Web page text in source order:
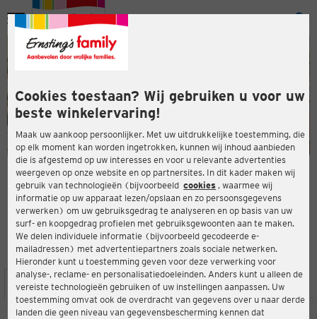
Cookies toestaan? Wij gebruiken u voor uw
beste winkelervaring!
Maak uw aankoop persoonlijker. Met uw uitdrukkelijke toestemming, die
op elk moment kan worden ingetrokken, kunnen wij inhoud aanbieden
die is afgestemd op uw interesses en voor u relevante advertenties
weergeven op onze website en op partnersites. In dit kader maken wij
gebruik van technologieën (bijvoorbeeld cookies , waarmee wij
informatie op uw apparaat lezen/opslaan en zo persoonsgegevens
verwerken) om uw gebruiksgedrag te analyseren en op basis van uw
surf- en koopgedrag profielen met gebruiksgewoonten aan te maken.
We delen individuele informatie (bijvoorbeeld gecodeerde e-
mailadressen) met advertentiepartners zoals sociale netwerken.
Hieronder kunt u toestemming geven voor deze verwerking voor
analyse-, reclame- en personalisatiedoeleinden. Anders kunt u alleen de
vereiste technologieën gebruiken of uw instellingen aanpassen. Uw
toestemming omvat ook de overdracht van gegevens over u naar derde
landen die geen niveau van gegevensbescherming kennen dat
Menu
ERNSTING'S FAMILY-WINKEL
Coswiger Str. 1
39261 Zerbst
3,8
Beoordeling:
LOCATIE SERVICES ASSORTIMENT ACTIES